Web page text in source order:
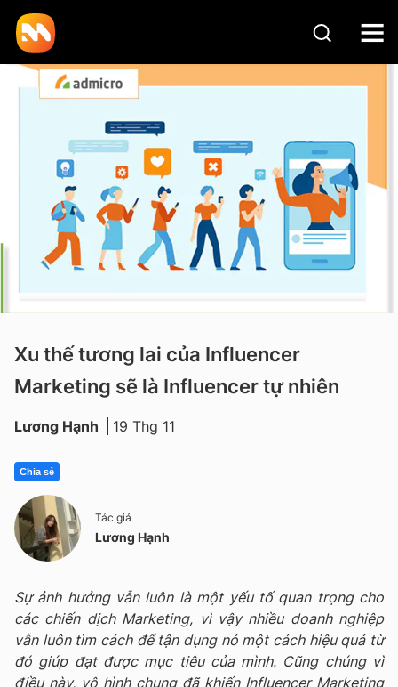
Xu thế tương lai của Influencer
Marketing sẽ là Influencer tự nhiên
Lương Hạnh 19 Thg 11
Chia sẻ
Tác giả
Lương Hạnh
Sự ảnh hưởng vẫn luôn là một yếu tố quan trọng cho
các chiến dịch Marketing, vì vậy nhiều doanh nghiệp
vẫn luôn tìm cách để tận dụng nó một cách hiệu quả từ
đó giúp đạt được mục tiêu của mình. Cũng chúng vì
điều này, vô hình chung đã khiến Influencer Marketing